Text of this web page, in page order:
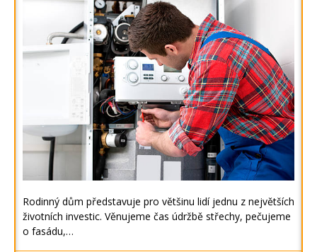
Rodinný dům představuje pro většinu lidí jednu z největších
životních investic. Věnujeme čas údržbě střechy, pečujeme
o fasádu,…